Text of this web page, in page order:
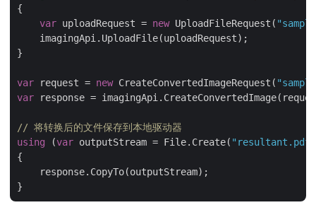
{
var uploadRequest = new UploadFileRequest(
    imagingApi.UploadFile(uploadRequest);
}
var request = new CreateConvertedImageRequest(
var response =
// 将转换后的文件保存到本地驱动器
using (var outputStream = File.Create( "resultant.pdf"
{
    response.CopyTo(outputStream);